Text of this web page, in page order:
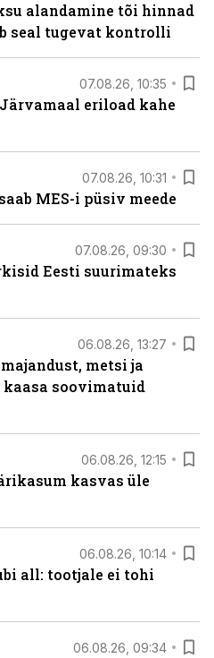
alandamine tõi hinnad
seal tugevat kontrolli
07.08.26, 10:35
eriload kahe
07.08.26, 10:31
MES-i püsiv meede
07.08.26, 09:30
Eesti suurimateks
06.08.26, 13:27
metsi ja
soovimatuid
06.08.26, 12:15
kasvas üle
06.08.26, 10:14
all: tootjale ei tohi
06.08.26, 09:34